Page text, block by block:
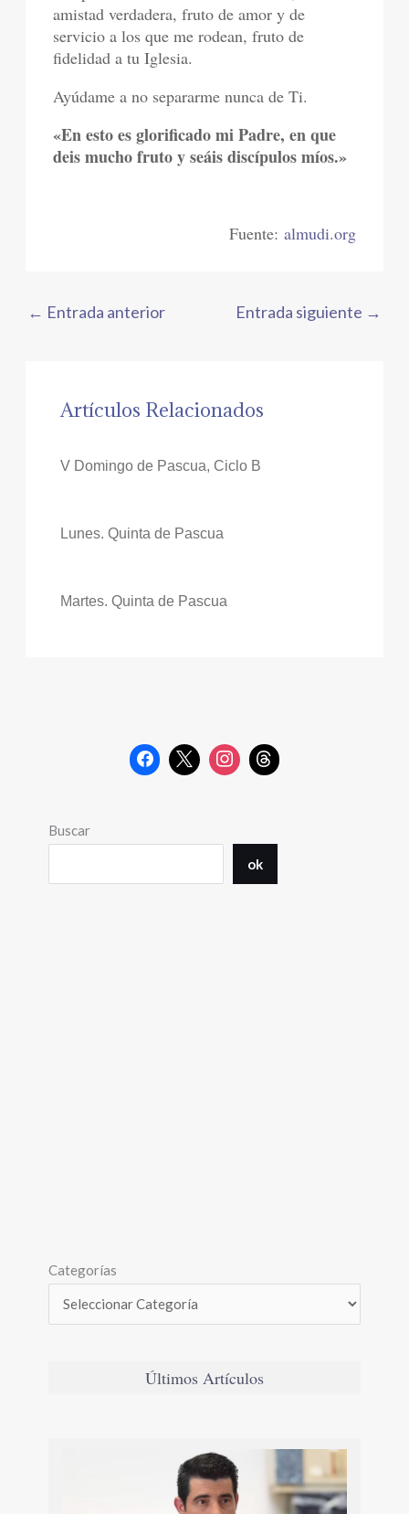
amistad verdadera, fruto de amor y de
servicio a los que me rodean, fruto de
fidelidad a tu Iglesia.
Ayúdame a no separarme nunca de Ti.
«En esto es glorificado mi Padre, en que
deis mucho fruto y seáis discípulos míos.»
Fuente: almudi.org
← Entrada anterior Entrada siguiente →
Artículos Relacionados
V Domingo de Pascua, Ciclo B
Lunes. Quinta de Pascua
Martes. Quinta de Pascua
Buscar
ok
Categorías
Últimos Artículos